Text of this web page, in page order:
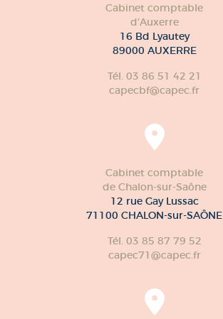
Cabinet comptable
d'Auxerre
16 Bd Lyautey
89000 AUXERRE
Tél. 03 86 51 42 21
capecbf@capec.fr
Cabinet comptable
de Chalon-sur-Saône
12 rue Gay Lussac
71100 CHALON-sur-SAÔNE
Tél. 03 85 87 79 52
capec71@capec.fr